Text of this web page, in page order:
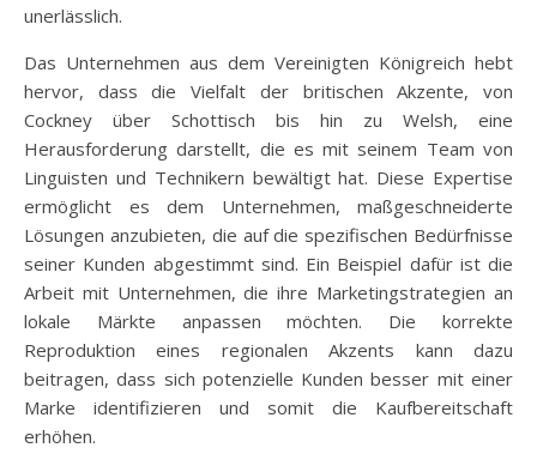
unerlässlich.
Das Unternehmen aus dem Vereinigten Königreich hebt
hervor, dass die Vielfalt der britischen Akzente, von
Cockney über Schottisch bis hin zu Welsh, eine
Herausforderung darstellt, die es mit seinem Team von
Linguisten und Technikern bewältigt hat. Diese Expertise
ermöglicht es dem Unternehmen, maßgeschneiderte
Lösungen anzubieten, die auf die spezifischen Bedürfnisse
seiner Kunden abgestimmt sind. Ein Beispiel dafür ist die
Arbeit mit Unternehmen, die ihre Marketingstrategien an
lokale Märkte anpassen möchten. Die korrekte
Reproduktion eines regionalen Akzents kann dazu
beitragen, dass sich potenzielle Kunden besser mit einer
Marke identifizieren und somit die Kaufbereitschaft
erhöhen.